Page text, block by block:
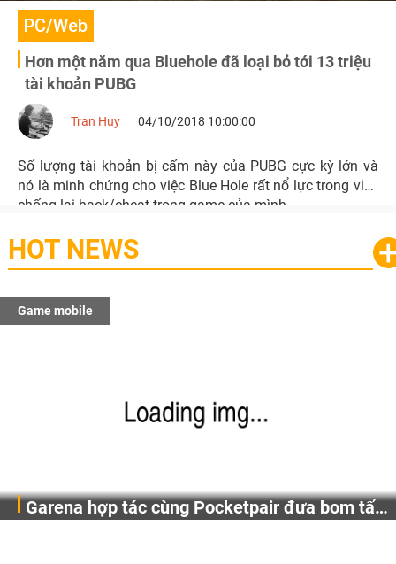
PC/Web
Hơn một năm qua Bluehole đã loại bỏ tới 13 triệu
tài khoản PUBG
Tran Huy 04/10/2018 10:00:00
Số lượng tài khoản bị cấm này của PUBG cực kỳ lớn và
nó là minh chứng cho việc Blue Hole rất nổ lực trong việc
chống lại hack/cheat trong game của mình.
HOT NEWS
Game mobile
Garena hợp tác cùng Pocketpair đưa bom tấn